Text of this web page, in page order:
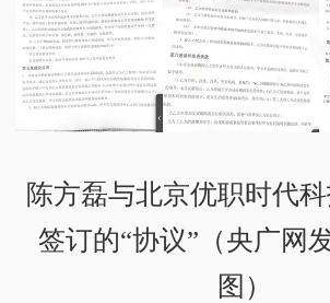
陈方磊与北京优职时代
签订的“协议”（央广网
图）